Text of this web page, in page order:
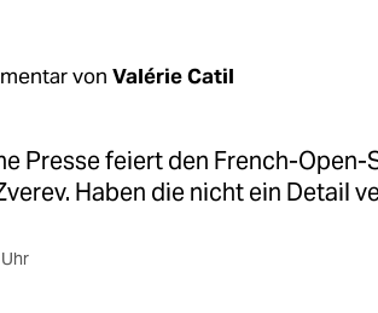
von Valérie Catil
Presse feiert den French-Open-
Haben die nicht ein Detail